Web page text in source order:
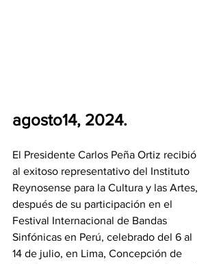
agosto14, 2024.
El Presidente Carlos Peña Ortiz recibió
al exitoso representativo del Instituto
Reynosense para la Cultura y las Artes,
después de su participación en el
Festival Internacional de Bandas
Sinfónicas en Perú, celebrado del 6 al
14 de julio, en Lima, Concepción de